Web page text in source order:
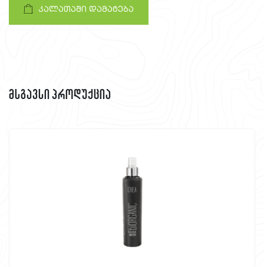
კალათაში დამატება
მსგავსი პროდუქცია